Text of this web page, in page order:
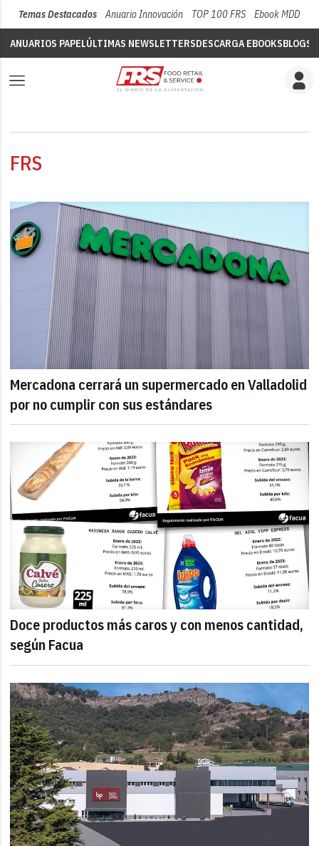
Temas Destacados Anuario Innovación TOP 100 FRS Ebook MDD
ANUARIOS PAPELÚLTIMAS NEWSLETTERSDESCARGA EBOOKSBLOGS
FRS
Mercadona cerrará un supermercado en Valladolid
por no cumplir con sus estándares
Doce productos más caros y con menos cantidad,
según Facua